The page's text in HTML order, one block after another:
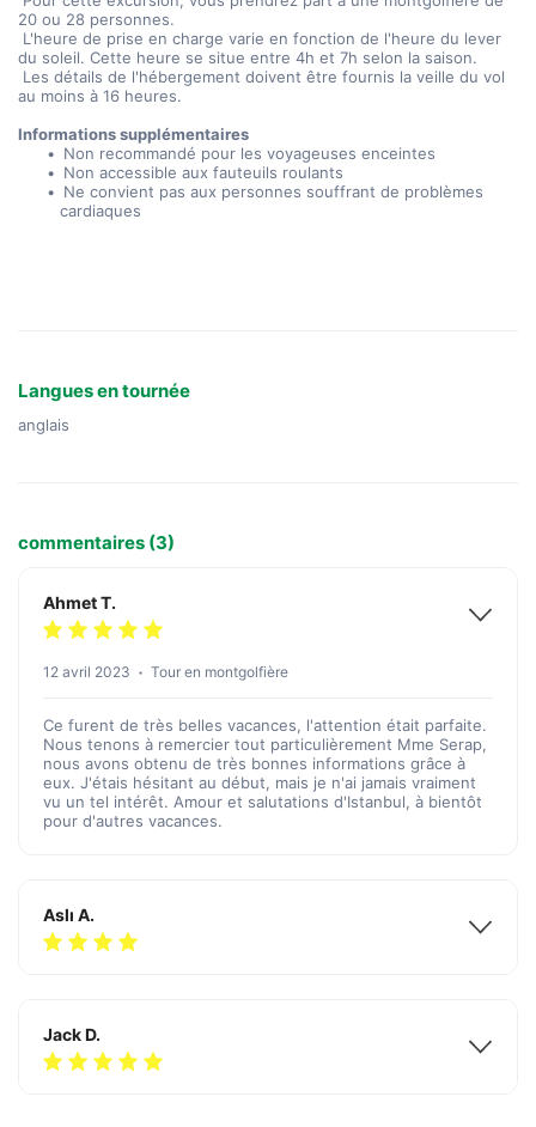
20 ou 28 personnes.
du soleil. Cette heure se situe entre 4h et 7h selon la saison.
au moins à 16 heures.
Informations supplémentaires
Non recommandé pour les voyageuses enceintes
Non accessible aux fauteuils roulants
Ne convient pas aux personnes souffrant de problèmes
cardiaques
Langues en tournée
anglais
commentaires (3)
Ahmet T.
12 avril 2023 Tour en montgolfière
Ce furent de très belles vacances, l'attention était parfaite.
Nous tenons à remercier tout particulièrement Mme Serap,
nous avons obtenu de très bonnes informations grâce à
eux. J'étais hésitant au début, mais je n'ai jamais vraiment
vu un tel intérêt. Amour et salutations d'Istanbul, à bientôt
pour d'autres vacances.
Aslı A.
Jack D.